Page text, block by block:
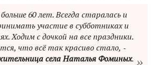
60 лет. Всегда старалась и
участие в субботниках и
Ходим с дочкой на все праздники.
что всё так красиво стало, ‑
села Наталья Фоминых.